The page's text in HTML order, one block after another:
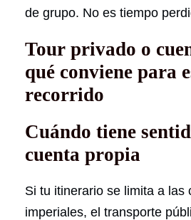
de grupo. No es tiempo
Tour privado o
qué conviene para
recorrido
Cuándo tiene
cuenta propia
Si tu itinerario se limita a las
imperiales, el transporte